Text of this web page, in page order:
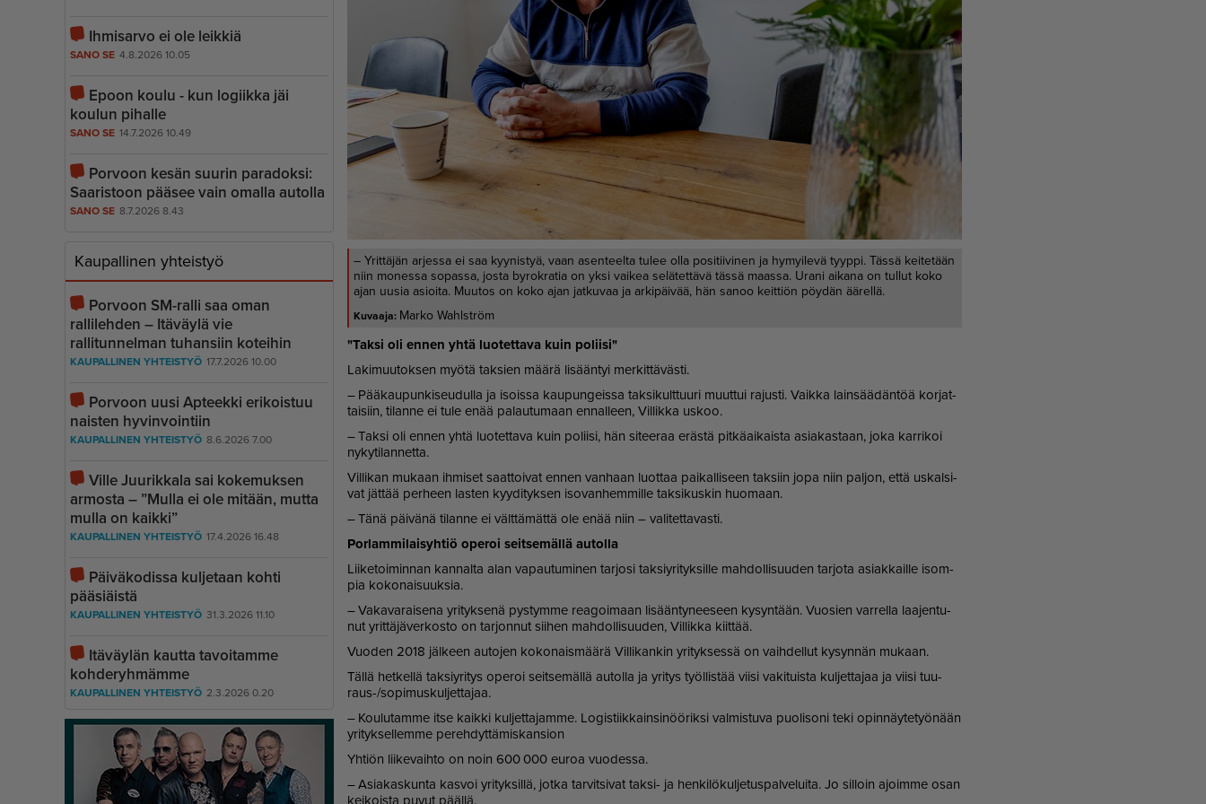
Ihmisarvo ei ole leikkiä
SANO SE 4.8.2026 10.05
Epoon koulu - kun logiikka jäi
koulun pihalle
SANO SE 14.7.2026 10.49
Porvoon kesän suurin paradoksi:
Saaristoon pääsee vain omalla autolla
SANO SE 8.7.2026 8.43
Kaupallinen yhteistyö
Porvoon SM-ralli saa oman
rallilehden – Itäväylä vie
rallitunnelman tuhansiin koteihin
KAUPALLINEN YHTEISTYÖ 17.7.2026 10.00
Porvoon uusi Apteekki erikoistuu
naisten hyvinvointiin
KAUPALLINEN YHTEISTYÖ 8.6.2026 7.00
Ville Juurikkala sai kokemuksen
armosta – ”Mulla ei ole mitään, mutta
mulla on kaikki”
KAUPALLINEN YHTEISTYÖ 17.4.2026 16.48
Päiväkodissa kuljetaan kohti
pääsiäistä
KAUPALLINEN YHTEISTYÖ 31.3.2026 11.10
Itäväylän kautta tavoitamme
kohderyhmämme
KAUPALLINEN YHTEISTYÖ 2.3.2026 0.20
– Yrittäjän arjessa ei saa kyynistyä, vaan asenteelta tulee olla positiivinen ja hymyilevä tyyppi. Tässä keitetään
niin monessa sopassa, josta byrokratia on yksi vaikea selätettävä tässä maassa. Urani aikana on tullut koko
ajan uusia asioita. Muutos on koko ajan jatkuvaa ja arkipäivää, hän sanoo keittiön pöydän äärellä.
Marko Wahlström
"Tak­si oli en­nen yh­tä luo­tet­ta­va kuin po­lii­si"
La­ki­muu­tok­sen myö­tä tak­sien mää­rä li­sään­tyi mer­kit­tä­väs­ti.
– Pää­kau­pun­ki­seu­dul­la ja isois­sa kau­pun­geis­sa tak­si­kult­tuu­ri muut­tui ra­jus­ti. Vaik­ka lain­sää­dän­töä kor­jat­
tai­siin, ti­lan­ne ei tule enää pa­lau­tu­maan en­nal­leen, Vil­lik­ka us­koo.
– Tak­si oli en­nen yh­tä luo­tet­ta­va kuin po­lii­si, hän si­tee­raa eräs­tä pit­kä­ai­kais­ta asi­a­kas­taan, joka kar­ri­koi
ny­ky­ti­lan­net­ta.
Vil­li­kan mu­kaan ih­mi­set saat­toi­vat en­nen van­haan luot­taa pai­kal­li­seen tak­siin jopa niin pal­jon, et­tä us­kal­si­
vat jät­tää per­heen las­ten kyy­di­tyk­sen iso­van­hem­mil­le tak­si­kus­kin huo­maan.
– Tänä päi­vä­nä ti­lan­ne ei vält­tä­mät­tä ole enää niin – va­li­tet­ta­vas­ti.
Por­lam­mi­lai­syh­tiö ope­roi seit­se­mäl­lä au­tol­la
Lii­ke­toi­min­nan kan­nal­ta alan va­pau­tu­mi­nen tar­jo­si tak­siy­ri­tyk­sil­le mah­dol­li­suu­den tar­jo­ta asi­ak­kail­le isom­
pia ko­ko­nai­suuk­sia.
– Va­ka­va­rai­se­na yri­tyk­se­nä pys­tym­me re­a­goi­maan li­sään­ty­nee­seen ky­syn­tään. Vuo­sien var­rel­la laa­jen­tu­
nut yrit­tä­jä­ver­kos­to on tar­jon­nut sii­hen mah­dol­li­suu­den, Vil­lik­ka kiit­tää.
Vuo­den 2018 jäl­keen au­to­jen ko­ko­nais­mää­rä Vil­li­kan­kin yri­tyk­ses­sä on vaih­del­lut ky­syn­nän mu­kaan.
Täl­lä het­kel­lä tak­siy­ri­tys ope­roi seit­se­mäl­lä au­tol­la ja yri­tys työl­lis­tää vii­si va­ki­tuis­ta kul­jet­ta­jaa ja vii­si tuu­
raus-/so­pi­mus­kul­jet­ta­jaa.
– Kou­lu­tam­me it­se kaik­ki kul­jet­ta­jam­me. Lo­gis­tiik­kain­si­nöö­rik­si val­mis­tu­va puo­li­so­ni teki opin­näy­te­työ­nään
yri­tyk­sel­lem­me pe­reh­dyt­tä­mis­kan­si­on
Yh­ti­ön lii­ke­vaih­to on noin 600 000 eu­roa vuo­des­sa.
– Asi­a­kas­kun­ta kas­voi yri­tyk­sil­lä, jot­ka tar­vit­si­vat tak­si- ja hen­ki­lö­kul­je­tus­pal­ve­lui­ta. Jo sil­loin ajoim­me osan
kei­kois­ta pu­vut pääl­lä.